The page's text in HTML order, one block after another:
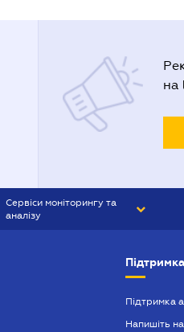
на
Сервіси моніторингу та
аналізу
Підтримка
Напишіть